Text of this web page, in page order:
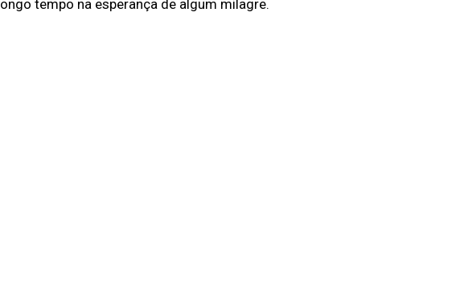
tempo na esperança de algum milagre.